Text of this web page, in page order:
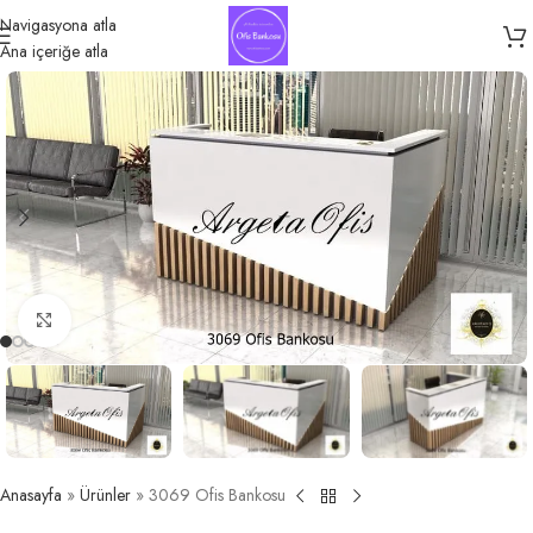
Navigasyona atla
Ana içeriğe atla
Büyütmek için tıklayın
Anasayfa » Ürünler » 3069 Ofis Bankosu